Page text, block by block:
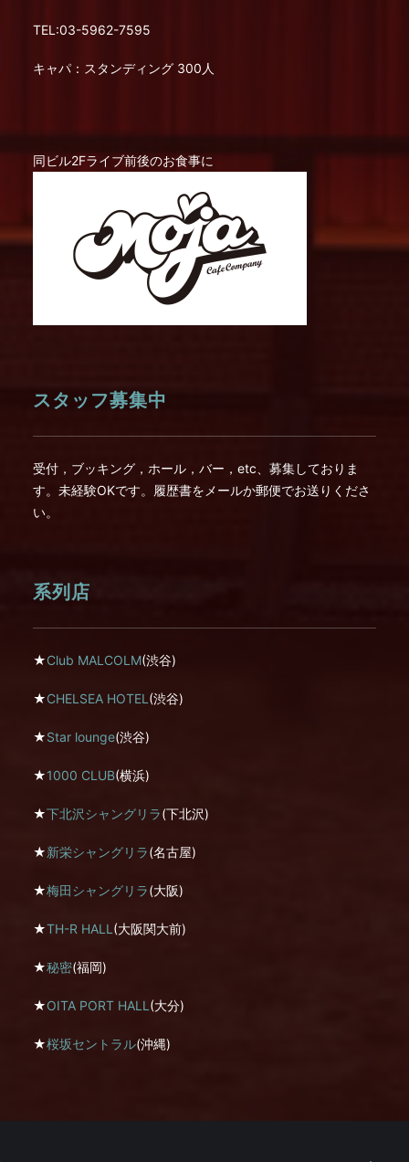
TEL:03-5962-7595
キャパ：スタンディング 300人
同ビル2Fライブ前後のお食事に
スタッフ募集中
受付，ブッキング，ホール，バー，etc、募集しておりま
す。未経験OKです。履歴書をメールか郵便でお送りくださ
い。
系列店
★Club MALCOLM(渋谷)
★CHELSEA HOTEL (渋谷)
★Star lounge(渋谷)
★1000 CLUB(横浜)
★下北沢シャングリラ(下北沢)
★新栄シャングリラ(名古屋)
★梅田シャングリラ(大阪)
★TH-R HALL (大阪関大前)
★秘密(福岡)
★OITA PORT HALL (大分)
★桜坂セントラル(沖縄)